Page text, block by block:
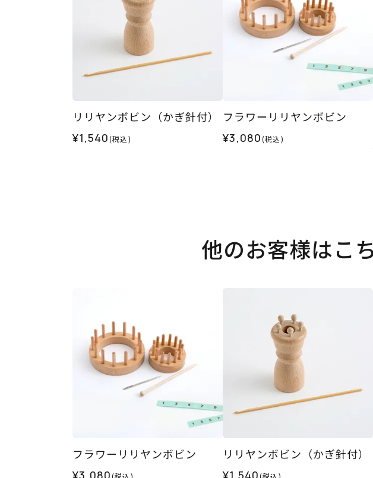
リリヤンボビン（かぎ針付）
¥1,540(税込)
フラワーリリヤンボビン
¥3,080(税込)
他のお客様はこ
フラワーリリヤンボビン
¥3,080(税込)
リリヤンボビン（かぎ針付）
¥1,540(税込)